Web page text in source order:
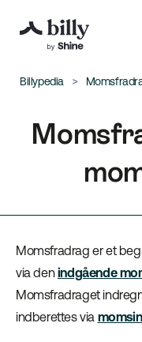
Billypedia
Momsfradrag er et
via denindgående
Momsfradraget
indberettes via